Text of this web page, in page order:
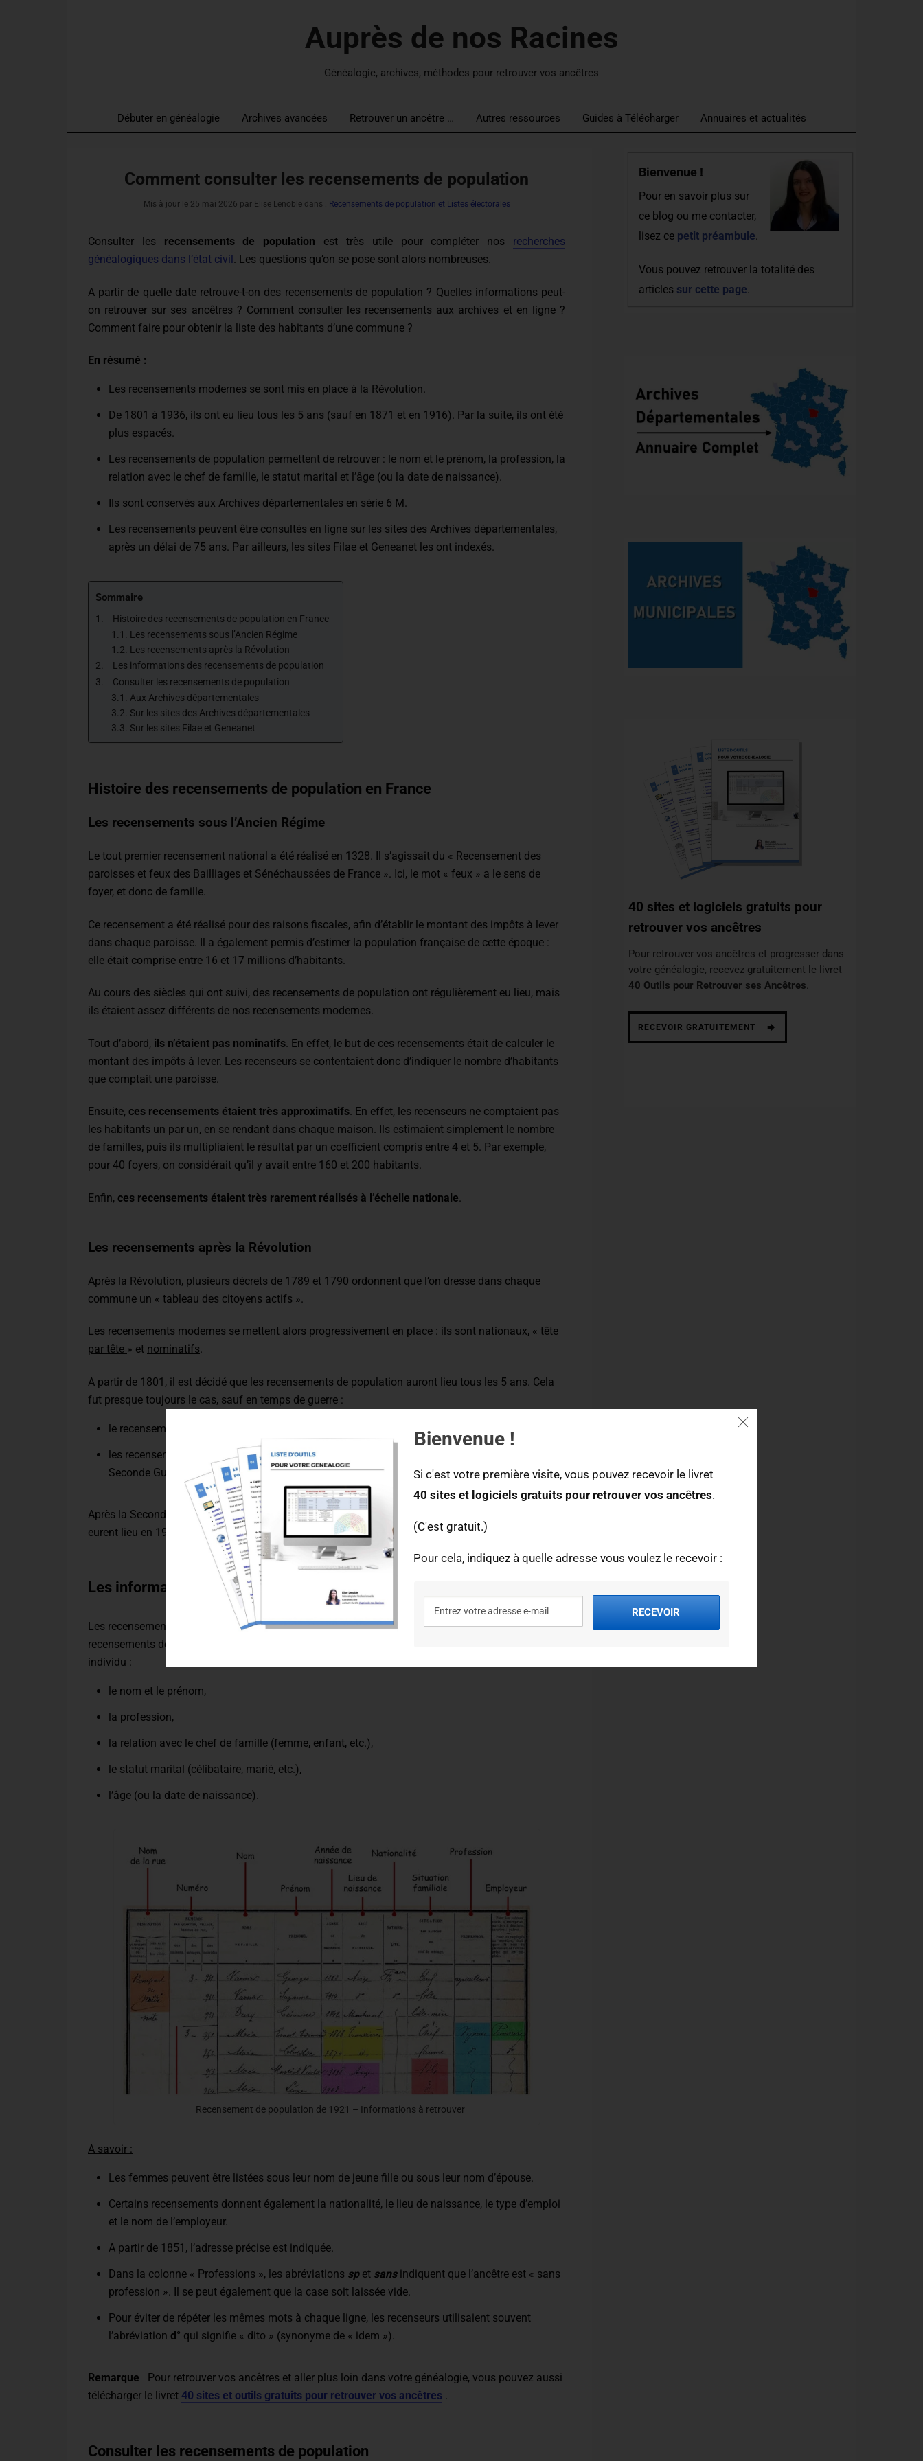
Auprès de nos Racines
Généalogie, archives, méthodes pour retrouver vos ancêtres
Débuter en généalogie Archives avancées Retrouver un ancêtre … Autres ressources Guides à Télécharger Annuaires et actualités
Comment consulter les recensements de population
Mis à jour le 25 mai 2026 par Elise Lenoble dans : Recensements de population et Listes électorales
Consulter les recensements de population est très utile pour compléter nos recherches
généalogiques dans l’état civil . Les questions qu’on se pose sont alors nombreuses.
A partir de quelle date retrouve-t-on des recensements de population ? Quelles informations peut-
on retrouver sur ses ancêtres ? Comment consulter les recensements aux archives et en ligne ?
Comment faire pour obtenir la liste des habitants d’une commune ?
En résumé :
Les recensements modernes se sont mis en place à la Révolution.
De 1801 à 1936, ils ont eu lieu tous les 5 ans (sauf en 1871 et en 1916). Par la suite, ils ont été
plus espacés.
Les recensements de population permettent de retrouver : le nom et le prénom, la profession, la
relation avec le chef de famille, le statut marital et l’âge (ou la date de naissance).
Ils sont conservés aux Archives départementales en série 6 M.
Les recensements peuvent être consultés en ligne sur les sites des Archives départementales,
après un délai de 75 ans. Par ailleurs, les sites Filae et Geneanet les ont indexés.
Sommaire
Histoire des recensements de population en France
Les recensements sous l’Ancien Régime
Les recensements après la Révolution
Les informations des recensements de population
Consulter les recensements de population
Aux Archives départementales
Sur les sites des Archives départementales
Sur les sites Filae et Geneanet
Histoire des recensements de population en France
Les recensements sous l’Ancien Régime
Le tout premier recensement national a été réalisé en 1328. Il s’agissait du « Recensement des
paroisses et feux des Bailliages et Sénéchaussées de France ». Ici, le mot « feux » a le sens de
foyer, et donc de famille.
Ce recensement a été réalisé pour des raisons fiscales, afin d’établir le montant des impôts à lever
dans chaque paroisse. Il a également permis d’estimer la population française de cette époque :
elle était comprise entre 16 et 17 millions d’habitants.
Au cours des siècles qui ont suivi, des recensements de population ont régulièrement eu lieu, mais
ils étaient assez différents de nos recensements modernes.
Tout d’abord, ils n’étaient pas nominatifs. En effet, le but de ces recensements était de calculer le
montant des impôts à lever. Les recenseurs se contentaient donc d’indiquer le nombre d’habitants
que comptait une paroisse.
Ensuite, ces recensements étaient très approximatifs. En effet, les recenseurs ne comptaient pas
les habitants un par un, en se rendant dans chaque maison. Ils estimaient simplement le nombre
de familles, puis ils multipliaient le résultat par un coefficient compris entre 4 et 5. Par exemple,
pour 40 foyers, on considérait qu’il y avait entre 160 et 200 habitants.
Enfin, ces recensements étaient très rarement réalisés à l’échelle nationale.
Les recensements après la Révolution
Après la Révolution, plusieurs décrets de 1789 et 1790 ordonnent que l’on dresse dans chaque
commune un « tableau des citoyens actifs ».
Les recensements modernes se mettent alors progressivement en place : ils sont nationaux, « tête
par tête » et nominatifs.
A partir de 1801, il est décidé que les recensements de population auront lieu tous les 5 ans. Cela
fut presque toujours le cas, sauf en temps de guerre :
le recensement de 1871 a été réalisé en 1872, en raison de la guerre de 1870.
les recensements de 1916 et de 1941 ont été annulés en raison de la Première et de la
Seconde Guerre mondiale.
Après la Seconde Guerre mondiale, les recensements commencèrent à être plus espacés, et ils
eurent lieu en 1946, 1954, 1962, 1968, 1975, 1982, 1990 et 1999.
Les informations des recensements de population
Les recensements ont bien sûr évolué au fil des ans. Néanmoins, lors de la consultation de
recensements de population, on retrouve à peu près toujours les mêmes informations sur chaque
individu :
le nom et le prénom,
la profession,
la relation avec le chef de famille (femme, enfant, etc.),
le statut marital (célibataire, marié, etc.),
l’âge (ou la date de naissance).
Recensement de population de 1921 – Informations à retrouver
A savoir :
Les femmes peuvent être listées sous leur nom de jeune fille ou sous leur nom d’épouse.
Certains recensements donnent également la nationalité, le lieu de naissance, le type d’emploi
et le nom de l’employeur.
A partir de 1851, l’adresse précise est indiquée.
Dans la colonne « Professions », les abréviations spet sans indiquent que l’ancêtre est « sans
profession ». Il se peut également que la case soit laissée vide.
Pour éviter de répéter les mêmes mots à chaque ligne, les recenseurs utilisaient souvent
l’abréviation d° qui signifie « dito » (synonyme de « idem »).
Remarque Pour retrouver vos ancêtres et aller plus loin dans votre généalogie, vous pouvez aussi
télécharger le livret 40 sites et outils gratuits pour retrouver vos ancêtres .
Consulter les recensements de population
Bienvenue !
Pour en savoir plus sur
ce blog ou me contacter,
lisez ce petit préambule.
Vous pouvez retrouver la totalité des
articles sur cette page.
40 sites et logiciels gratuits pour
retrouver vos ancêtres
Pour retrouver vos ancêtres et progresser dans
votre généalogie, recevez gratuitement le livret
40 Outils pour Retrouver ses Ancêtres.
RECEVOIR GRATUITEMENT
Bienvenue !
Si c'est votre première visite, vous pouvez recevoir le livret
40 sites et logiciels gratuits pour retrouver vos ancêtres.
(C'est gratuit.)
Pour cela, indiquez à quelle adresse vous voulez le recevoir :
RECEVOIR